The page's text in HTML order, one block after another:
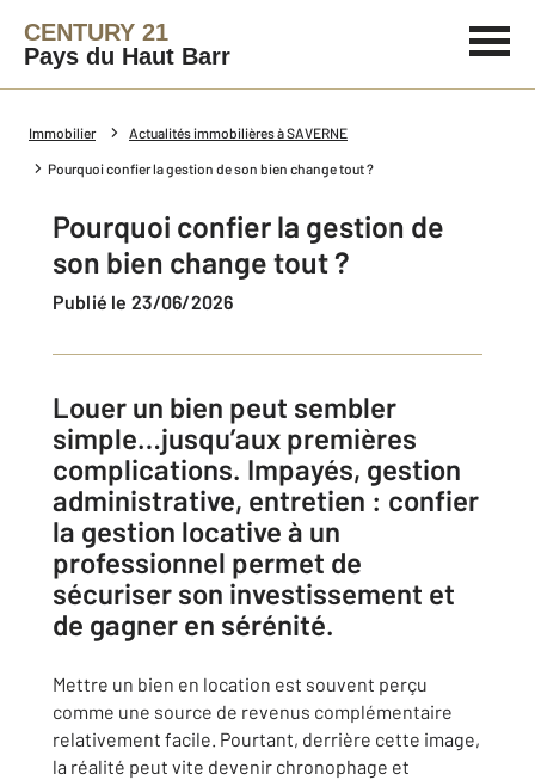
CENTURY 21
Pays du Haut Barr
Immobilier Actualités immobilières à SAVERNE
Pourquoi confier la gestion de son bien change tout ?
Pourquoi confier la gestion de
son bien change tout ?
Publié le 23/06/2026
Louer un bien peut sembler
simple…jusqu’aux premières
complications. Impayés, gestion
administrative, entretien : confier
la gestion locative à un
professionnel permet de
sécuriser son investissement et
de gagner en sérénité.
Mettre un bien en location est souvent perçu
comme une source de revenus complémentaire
relativement facile. Pourtant, derrière cette image,
la réalité peut vite devenir chronophage et